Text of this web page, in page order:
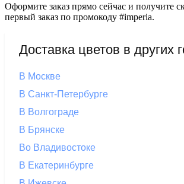
Оформите заказ прямо сейчас и получите
первый заказ по промокоду #imperia.
Доставка цветов в других
В Москве
В Санкт-Петербурге
В Волгограде
В Брянске
Во Владивостоке
В Екатеринбурге